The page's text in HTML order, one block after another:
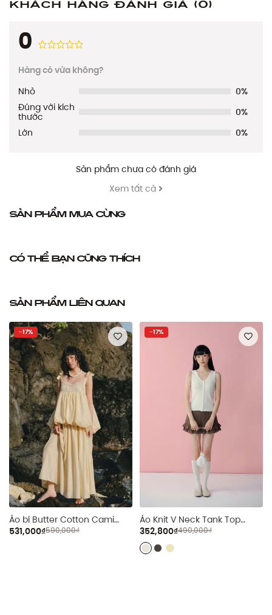
Khách hàng đánh giá (0)
0
Hàng có vừa không?
Nhỏ
0%
Đúng với kích
thước
0%
Lớn
0%
Sản phẩm chưa có đánh giá
Xem tất cả
Sản phẩm mua cùng
Có thể bạn cũng thích
Sản phẩm liên quan
-17%
Áo bí Butter Cotton Cami
Puff Top
531,000₫590,000₫
-17%
Áo Knit V Neck Tank Top
nhiều màu
352,800₫490,000₫